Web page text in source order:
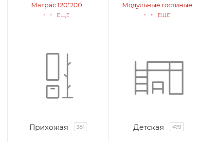
Матрас 120*200
+ + ЕЩЕ
Модульные гостиные
+ + ЕЩЕ
Прихожая 381 Детская 479